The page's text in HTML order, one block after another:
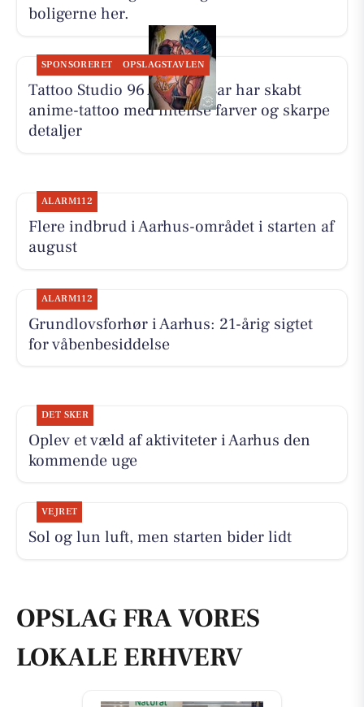
boligerne her.
SPONSORERET OPSLAGSTAVLEN
Tattoo Studio 96 Aarhus: Bar har skabt
anime-tattoo med intense farver og skarpe
detaljer
ALARM112
Flere indbrud i Aarhus-området i starten af
august
ALARM112
Grundlovsforhør i Aarhus: 21-årig sigtet
for våbenbesiddelse
DET SKER
Oplev et væld af aktiviteter i Aarhus den
kommende uge
VEJRET
Sol og lun luft, men starten bider lidt
OPSLAG FRA VORES
LOKALE ERHVERV